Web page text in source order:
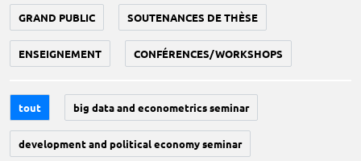
GRAND PUBLIC SOUTENANCES DE THÈSE
ENSEIGNEMENT CONFÉRENCES/WORKSHOPS
tout big data and econometrics seminar
development and political economy seminar